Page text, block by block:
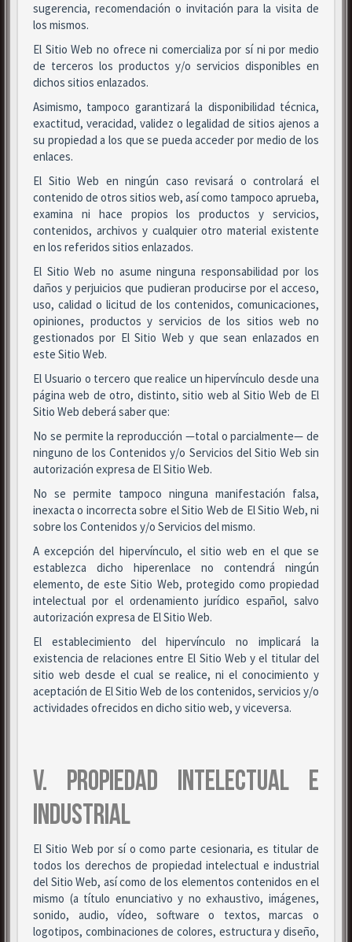
sugerencia, recomendación o invitación para la visita de
los mismos.
El Sitio Web no ofrece ni comercializa por sí ni por medio
de terceros los productos y/o servicios disponibles en
dichos sitios enlazados.
Asimismo, tampoco garantizará la disponibilidad técnica,
exactitud, veracidad, validez o legalidad de sitios ajenos a
su propiedad a los que se pueda acceder por medio de los
enlaces.
El Sitio Web en ningún caso revisará o controlará el
contenido de otros sitios web, así como tampoco aprueba,
examina ni hace propios los productos y servicios,
contenidos, archivos y cualquier otro material existente
en los referidos sitios enlazados.
El Sitio Web no asume ninguna responsabilidad por los
daños y perjuicios que pudieran producirse por el acceso,
uso, calidad o licitud de los contenidos, comunicaciones,
opiniones, productos y servicios de los sitios web no
gestionados por El Sitio Web y que sean enlazados en
este Sitio Web.
El Usuario o tercero que realice un hipervínculo desde una
página web de otro, distinto, sitio web al Sitio Web de El
Sitio Web deberá saber que:
No se permite la reproducción —total o parcialmente— de
ninguno de los Contenidos y/o Servicios del Sitio Web sin
autorización expresa de El Sitio Web.
No se permite tampoco ninguna manifestación falsa,
inexacta o incorrecta sobre el Sitio Web de El Sitio Web, ni
sobre los Contenidos y/o Servicios del mismo.
A excepción del hipervínculo, el sitio web en el que se
establezca dicho hiperenlace no contendrá ningún
elemento, de este Sitio Web, protegido como propiedad
intelectual por el ordenamiento jurídico español, salvo
autorización expresa de El Sitio Web.
El establecimiento del hipervínculo no implicará la
existencia de relaciones entre El Sitio Web y el titular del
sitio web desde el cual se realice, ni el conocimiento y
aceptación de El Sitio Web de los contenidos, servicios y/o
actividades ofrecidos en dicho sitio web, y viceversa.
V. PROPIEDAD INTELECTUAL E
INDUSTRIAL
El Sitio Web por sí o como parte cesionaria, es titular de
todos los derechos de propiedad intelectual e industrial
del Sitio Web, así como de los elementos contenidos en el
mismo (a título enunciativo y no exhaustivo, imágenes,
sonido, audio, vídeo, software o textos, marcas o
logotipos, combinaciones de colores, estructura y diseño,